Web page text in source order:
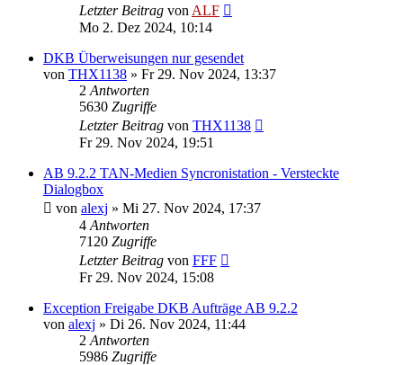
Letzter Beitrag von ALF
Mo 2. Dez 2024, 10:14
DKB Überweisungen nur gesendet
von THX1138 » Fr 29. Nov 2024, 13:37
2 Antworten
5630 Zugriffe
Letzter Beitrag von THX1138
Fr 29. Nov 2024, 19:51
AB 9.2.2 TAN-Medien Syncronistation - Versteckte
Dialogbox
von alexj » Mi 27. Nov 2024, 17:37
4 Antworten
7120 Zugriffe
Letzter Beitrag von FFF
Fr 29. Nov 2024, 15:08
Exception Freigabe DKB Aufträge AB 9.2.2
von alexj » Di 26. Nov 2024, 11:44
2 Antworten
5986 Zugriffe